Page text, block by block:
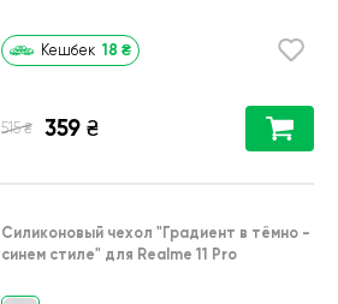
Кешбек 18 ₴
515 ₴ 359 ₴
Силиконовый чехол "Градиент в тёмно -
синем стиле" для Realme 11 Pro